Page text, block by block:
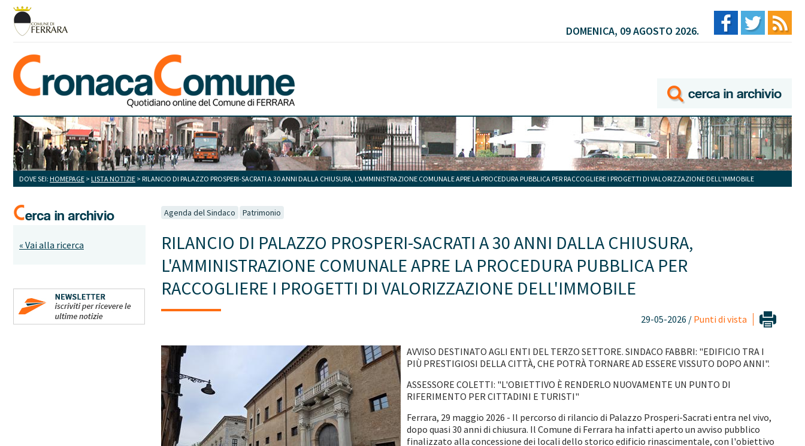
DOMENICA, 09 AGOSTO 2026.
DOVE SEI: HOMEPAGE > LISTA NOTIZIE > RILANCIO DI PALAZZO PROSPERI-SACRATI A 30 ANNI DALLA CHIUSURA, L'AMMINISTRAZIONE COMUNALE APRE LA PROCEDURA PUBBLICA PER RACCOGLIERE I PROGETTI DI VALORIZZAZIONE DELL'IMMOBILE
« Vai alla ricerca
Agenda del Sindaco Patrimonio
RILANCIO DI PALAZZO PROSPERI-SACRATI A 30 ANNI DALLA CHIUSURA,
L'AMMINISTRAZIONE COMUNALE APRE LA PROCEDURA PUBBLICA PER
RACCOGLIERE I PROGETTI DI VALORIZZAZIONE DELL'IMMOBILE
29-05-2026 / Punti di vista
AVVISO DESTINATO AGLI ENTI DEL TERZO SETTORE. SINDACO FABBRI: "EDIFICIO TRA I
PIÙ PRESTIGIOSI DELLA CITTÀ, CHE POTRÀ TORNARE AD ESSERE VISSUTO DOPO ANNI".
ASSESSORE COLETTI: "L'OBIETTIVO È RENDERLO NUOVAMENTE UN PUNTO DI
RIFERIMENTO PER CITTADINI E TURISTI"
Ferrara, 29 maggio 2026 - Il percorso di rilancio di Palazzo Prosperi-Sacrati entra nel vivo,
dopo quasi 30 anni di chiusura. Il Comune di Ferrara ha infatti aperto un avviso pubblico
finalizzato alla concessione dei locali dello storico edificio rinascimentale, con l'obiettivo